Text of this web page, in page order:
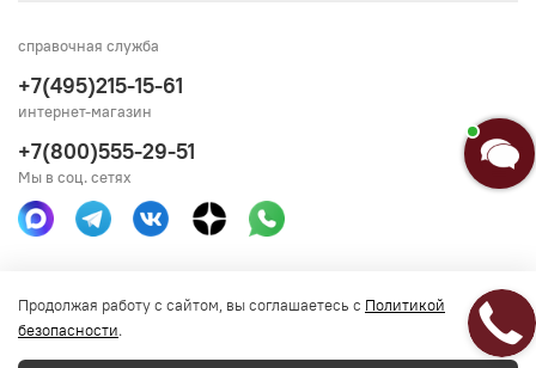
Получить консультацию
справочная служба
+7(495)215-15-61
интернет-магазин
+7(800)555-29-51
Мы в соц. сетях
Продолжая работу с сайтом, вы соглашаетесь с Политикой
безопасности.